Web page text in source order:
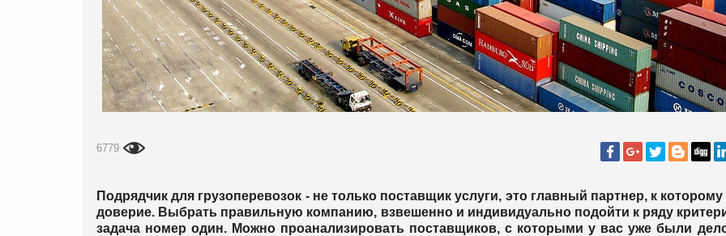
6779
Подрядчик для грузоперевозок - не только поставщик услуги, это главный партнер, к которому
доверие. Выбрать правильную компанию, взвешенно и индивидуально подойти к ряду
задача номер один. Можно проанализировать поставщиков, с которыми у вас уже были